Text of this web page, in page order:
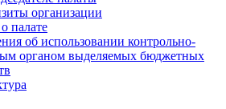
организации
палате
об использовании контрольно-
органом выделяемых бюджетных